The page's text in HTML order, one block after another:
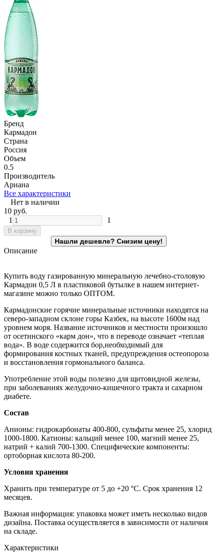
Бренд
Кармадон
Страна
Россия
Объем
0.5
Производитель
Ариана
Все характеристики
Нет в наличии
10 руб.
1
1
В корзину
Описание
Купить воду газированную минеральную лечебно-столовую
Кармадон 0,5 Л в пластиковой бутылке в нашем интернет-
магазине можно только ОПТОМ.
Кармадонские горячие минеральные источники находятся на
северо-западном склоне горы Казбек, на высоте 1600м над
уровнем моря. Название источников и местности произошло
от осетинского «карм дон», что в переводе означает «теплая
вода». В воде содержится бор,необходимый для
формирования костных тканей, предупреждения остеопороза
и восстановления гормонального баланса.
Употребление этой воды полезно для щитовидной железы,
при заболеваниях желудочно-кишечного тракта и сахарном
диабете.
Состав
Анионы: гидрокарбонаты 400-800, сульфаты менее 25, хлорид
1000-1800. Катионы: кальций менее 100, магний менее 25,
натрий + калий 700-1300. Специфические компоненты:
ортоборная кислота 80-200.
Условия хранения
Хранить при температуре от 5 до +20 °C. Срок хранения 12
месяцев.
Важная информация: упаковка может иметь несколько видов
дизайна. Поставка осуществляется в зависимости от наличия
на складе.
Характеристики